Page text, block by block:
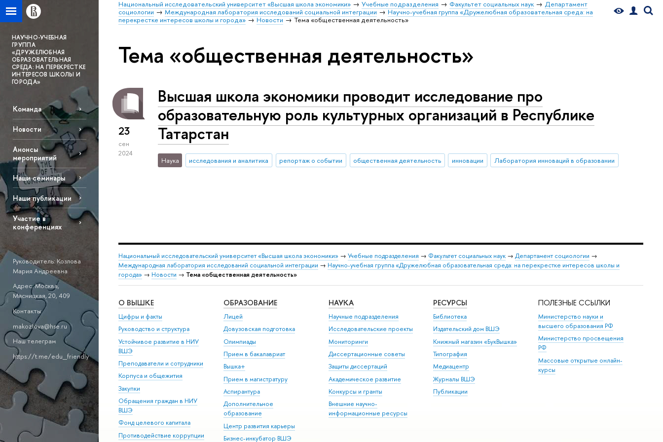
Национальный исследовательский университет «Высшая школа экономики» Учебные подразделения Факультет социальных наук
Департамент
социологии
Международная лаборатория исследований социальной интеграции
Научно-учебная группа «Дружелюбная образовательная среда: на
перекрестке интересов школы и города»
Новости Тема «общественная деятельность»
НАУЧНО-УЧЕБНАЯ
ГРУППА
«ДРУЖЕЛЮБНАЯ
ОБРАЗОВАТЕЛЬНАЯ
СРЕДА: НА ПЕРЕКРЕСТКЕ
ИНТЕРЕСОВ ШКОЛЫ И
ГОРОДА»
Команда
Новости
Анонсы
мероприятий
Наши семинары
Наши публикации
Участие в
конференциях
Руководитель: Козлова
Мария Андреевна
Адрес: Москва,
Мясницкая, 20, 409
Контакты:
makozlova@hse.ru
Наш телеграм
https://t.me/edu_friendly
Тема «общественная деятельность»
23
сен
2024
Высшая школа экономики проводит исследование про
образовательную роль культурных организаций в Республике
Татарстан
Наука исследования и аналитика репортаж о событии общественная деятельность инновации Лаборатория инноваций в образовании
Национальный исследовательский университет «Высшая школа экономики» → Учебные подразделения → Факультет социальных наук → Департамент социологии →
Международная лаборатория исследований социальной интеграции → Научно-учебная группа «Дружелюбная образовательная среда: на перекрестке интересов школы и
города» → Новости → Тема «общественная деятельность»
О ВЫШКЕ
Цифры и факты
Руководство и структура
Устойчивое развитие в НИУ
ВШЭ
Преподаватели и сотрудники
Корпуса и общежития
Закупки
Обращения граждан в НИУ
ВШЭ
Фонд целевого капитала
Противодействие коррупции
ОБРАЗОВАНИЕ
Лицей
Довузовская подготовка
Олимпиады
Прием в бакалавриат
Вышка+
Прием в магистратуру
Аспирантура
Дополнительное
образование
Центр развития карьеры
Бизнес-инкубатор ВШЭ
НАУКА
Научные подразделения
Исследовательские проекты
Мониторинги
Диссертационные советы
Защиты диссертаций
Академическое развитие
Конкурсы и гранты
Внешние научно-
информационные ресурсы
РЕСУРСЫ
Библиотека
Издательский дом ВШЭ
Книжный магазин «БукВышка»
Типография
Медиацентр
Журналы ВШЭ
Публикации
ПОЛЕЗНЫЕ ССЫЛКИ
Министерство науки и
высшего образования РФ
Министерство просвещения
РФ
Массовые открытые онлайн-
курсы